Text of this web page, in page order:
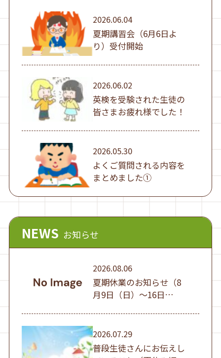
2026.06.04
夏期講習会（6月6日よ
り）受付開始
2026.06.02
英検を受験された生徒の
皆さまお疲れ様でした！
2026.05.30
よくご質問される内容を
まとめました①
NEWS お知らせ
2026.08.06
夏期休業のお知らせ（8
月9日（日）～16日
2026.07.29
普段生徒さんにお伝えし